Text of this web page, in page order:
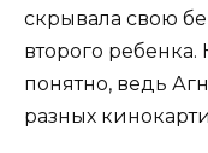
скрывала свою
второго ребенка.
понятно, ведь
разных